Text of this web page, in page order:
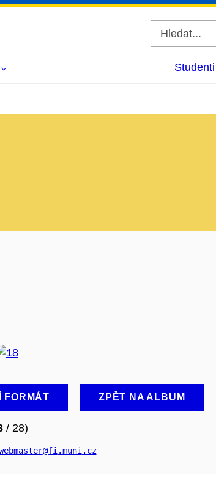
Studenti
FORMÁT ZPĚT NA ALBUM
/ 28)
@fi .muni .cz